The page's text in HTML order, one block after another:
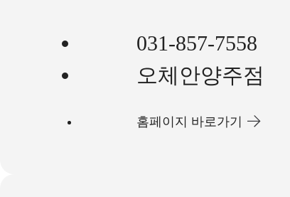
031-857-7558
오체안양주점
홈페이지 바로가기